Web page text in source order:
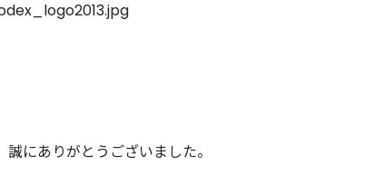
にありがとうございました。